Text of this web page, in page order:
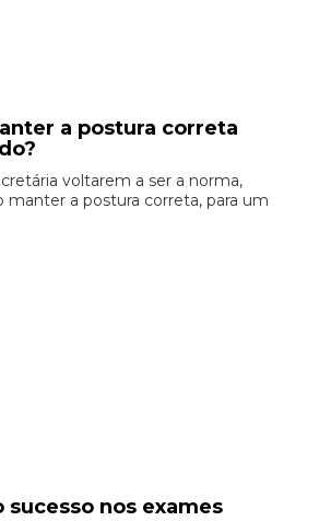
a postura correta
voltarem a ser a norma,
a postura correta, para um
sucesso nos exames